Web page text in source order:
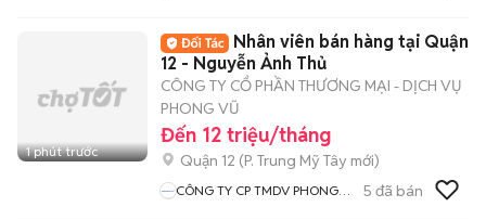
1 phút trước
Nhân viên bán hàng tại Quận
12 - Nguyễn Ảnh Thủ
CÔNG TY CỔ PHẦN THƯƠNG MẠI - DỊCH VỤ
PHONG VŨ
Đến 12 triệu/tháng
Quận 12 (P. Trung Mỹ Tây mới)
CÔNG TY CP TMDV PHONG
5 đã bán